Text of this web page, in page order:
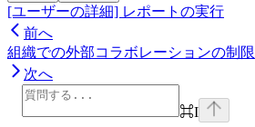
[ユーザーの詳細] レポートの実行
前へ
組織での外部コラボレーションの制限
次へ
⌘I